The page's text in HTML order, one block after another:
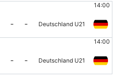
14:00
- - Deutschland U21
14:00
- - Deutschland U21